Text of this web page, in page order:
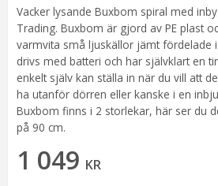
Vacker lysande Buxbom spiral med
Trading. Buxbom är gjord av PE plast
varmvita små ljuskällor jämt fördelade
drivs med batteri och har självklart en
enkelt själv kan ställa in när du vill att
ha utanför dörren eller kanske i en
Buxbom finns i 2 storlekar, här ser du
på 90 cm.
1 049 KR